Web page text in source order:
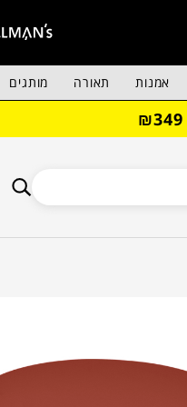
אמנות תאורה מותגים
₪349